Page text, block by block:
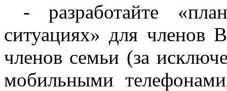
- разработайте
ситуациях» для членов
членов семьи (за
мобильными